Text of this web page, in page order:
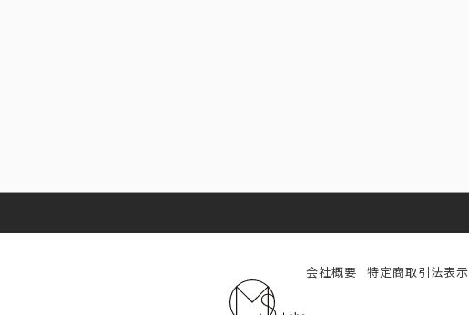
会社概要 特定商取引法表示